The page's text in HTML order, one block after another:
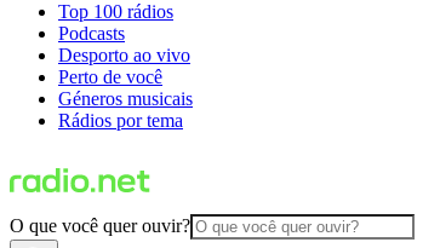
Top 100 rádios
Podcasts
Desporto ao vivo
Perto de você
Géneros musicais
Rádios por tema
O que você quer ouvir?